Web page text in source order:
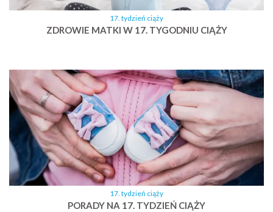
17. tydzień ciąży
ZDROWIE MATKI W 17. TYGODNIU CIĄŻY
17. tydzień ciąży
PORADY NA 17. TYDZIEŃ CIĄŻY